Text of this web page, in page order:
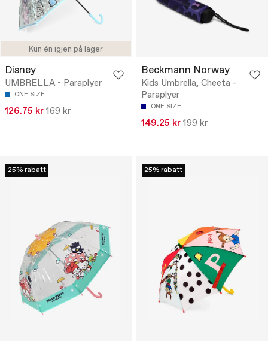
Kun én igjen på lager
Disney
UMBRELLA - Paraplyer
ONE SIZE
126.75 kr 169 kr
Beckmann Norway
Kids Umbrella, Cheeta -
Paraplyer
ONE SIZE
149.25 kr 199 kr
25% rabatt 25% rabatt